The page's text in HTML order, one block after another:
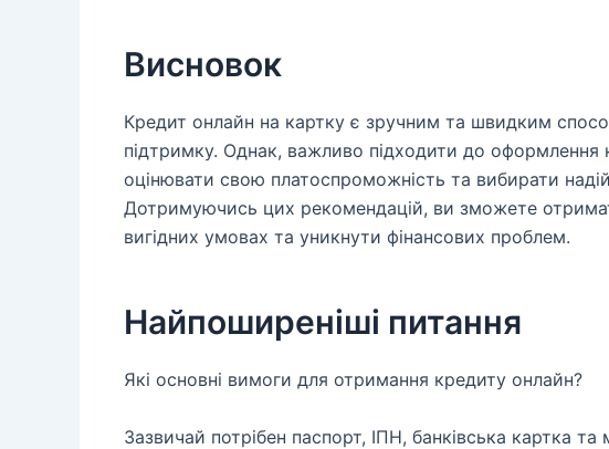
Висновок
Кредит онлайн на картку є зручним та швидким
підтримку. Однак, важливо підходити до оформлення
оцінювати свою платоспроможність та вибирати
Дотримуючись цих рекомендацій, ви зможете
вигідних умовах та уникнути фінансових проблем.
Найпоширеніші питання
Які основні вимоги для отримання кредиту онлайн?
Зазвичай потрібен паспорт, ІПН, банківська картка та